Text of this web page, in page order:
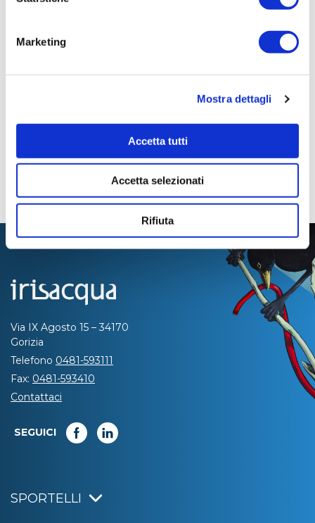
Marketing
Mostra dettagli
Accetta tutti
Accetta selezionati
Rifiuta
Via IX Agosto 15 – 34170
Gorizia
Telefono 0481-593111
Fax: 0481-593410
Contattaci
SEGUICI
SPORTELLI